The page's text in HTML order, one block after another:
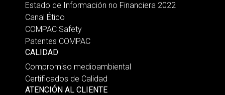
Estado de Información no Financiera 2022
Canal Ético
COMPAC Safety
Patentes COMPAC
CALIDAD
Compromiso medioambiental
Certificados de Calidad
ATENCIÓN AL CLIENTE